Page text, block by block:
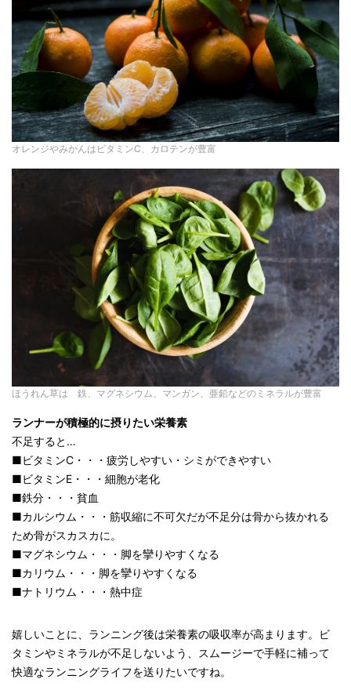
オレンジやみかんはビタミンC、カロテンが豊富
ほうれん草は 鉄、マグネシウム、マンガン、亜鉛などのミネラルが豊富
ランナーが積極的に摂りたい栄養素
不足すると…
■ビタミンC・・・疲労しやすい・シミができやすい
■ビタミンE・・・細胞が老化
■鉄分・・・貧血
■カルシウム・・・筋収縮に不可欠だが不足分は骨から抜かれる
ため骨がスカスカに。
■マグネシウム・・・脚を攣りやすくなる
■カリウム・・・脚を攣りやすくなる
■ナトリウム・・・熱中症
嬉しいことに、ランニング後は栄養素の吸収率が高まります。ビ
タミンやミネラルが不足しないよう、スムージーで手軽に補って
快適なランニングライフを送りたいですね。